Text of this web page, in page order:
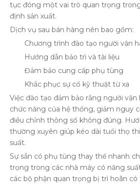
tục đóng một vai trò quan trọng
định sản xuất.
Dịch vụ sau bán hàng nên bao gồm:
Chương trình đào tạo người vận
Hướng dẫn bảo trì và tài liệu
Đảm bảo cung cấp phụ tùng
Khắc phục sự cố kỹ thuật từ xa
Việc đào tạo đảm bảo rằng người vận
chức năng của hệ thống, giảm nguy
điều chỉnh thông số không đúng.
thường xuyên giúp kéo dài tuổi thọ
suất.
Sự sẵn có phụ tùng thay thế nhanh
trọng trong các nhà máy có năng
các bộ phận quan trọng bị trì hoãn